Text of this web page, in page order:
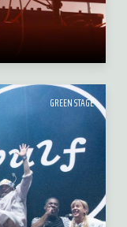
GREEN STAGE